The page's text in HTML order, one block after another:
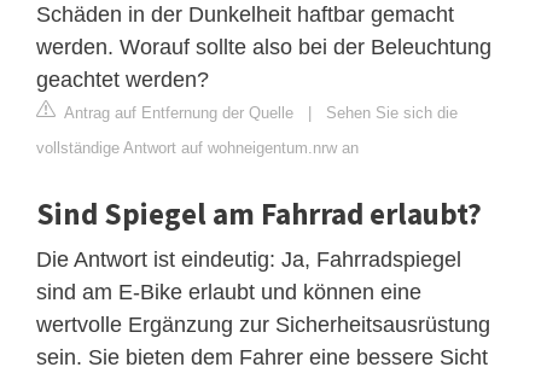
Schäden in der Dunkelheit haftbar gemacht
werden. Worauf sollte also bei der Beleuchtung
geachtet werden?
Antrag auf Entfernung der Quelle | Sehen Sie sich die
vollständige Antwort auf wohneigentum.nrw an
Sind Spiegel am Fahrrad erlaubt?
Die Antwort ist eindeutig: Ja, Fahrradspiegel
sind am E-Bike erlaubt und können eine
wertvolle Ergänzung zur Sicherheitsausrüstung
sein. Sie bieten dem Fahrer eine bessere Sicht